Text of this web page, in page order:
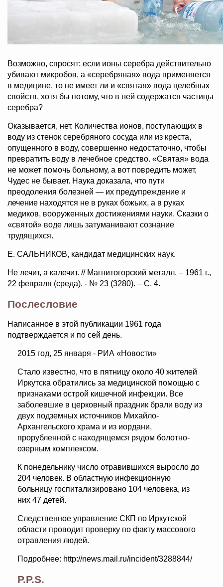
Возможно, спросят: если ионы серебра действительно
убивают микробов, а «серебряная» вода применяется
в медицине, то не имеет ли и «святая» вода целебных
свойств, хотя бы потому, что в ней содержатся частицы
серебра?
Оказывается, нет. Количества ионов, поступающих в
воду из стенок серебряного сосуда или из креста,
опущенного в воду, совершенно недостаточно, чтобы
превратить воду в лечебное средство. «Святая» вода
не может помочь больному, а вот повредить может,
Чудес не бывает. Наука доказала, что пути
преодоления болезней — их предупреждение и
лечение находятся не в руках божьих, а в руках
медиков, вооруженных достижениями науки. Сказки о
«святой» воде лишь затуманивают сознание
трудящихся.
Е. САЛЬНИКОВ, кандидат медицинских наук.
Не лечит, а калечит. // Магнитогорский металл. – 1961 г.,
22 февраля (среда). - № 23 (3280). – С. 4.
Послесловие
Написанное в этой публикации 1961 года
подтверждается и по сей день.
2015 год, 25 января - РИА «Новости»
Стало известно, что в пятницу около 40 жителей
Иркутска обратились за медицинской помощью с
признаками острой кишечной инфекции. Все
заболевшие в церковный праздник брали воду из
двух подземных источников Михайло-
Архангельского храма и из иордани,
прорубленной с находящемся рядом болотно-
озерным комплексом.
К понедельнику число отравившихся выросло до
204 человек. В областную инфекционную
больницу госпитализировано 104 человека, из
них 47 детей.
Следственное управление СКП по Иркутской
области проводит проверку по факту массового
отравления людей.
Подробнее: http://news.mail.ru/incident/3288844/
P.P.S.